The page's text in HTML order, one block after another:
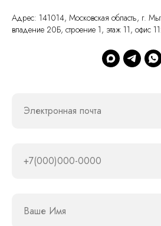
Адрес: 141014, Московская область, г.
владение 20Б, строение 1, этаж 11,
Электронная почта
+7(000)000-0000
Ваше Имя